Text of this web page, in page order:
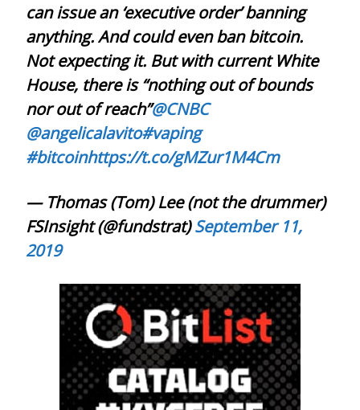
can issue an ‘executive order’ banning
anything. And could even ban bitcoin.
Not expecting it. But with current White
House, there is “nothing out of bounds
nor out of reach”@CNBC
@angelicalavito#vaping
#bitcoinhttps://t.co/gMZur1M4Cm
— Thomas (Tom) Lee (not the drummer)
FSInsight (@fundstrat)September 11,
2019